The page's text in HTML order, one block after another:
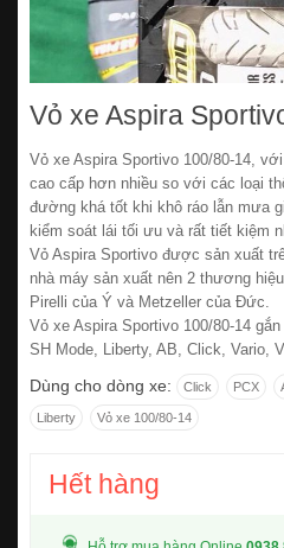
Vỏ xe Aspira
Vỏ xe Aspira Sportivo 100/80-14,
cao cấp hơn nhiều so với các loại
đường khá tốt khi khô ráo lẫn mưa
kiểm soát lái tối ưu và rất tiết kiệm
Vỏ Aspira Sportivo được sản xuất
nhà máy sản xuất nên 2 thương
Pirelli của Ý và Metzeller của Đức.
Vỏ xe Aspira Sportivo 100/80-14
SH Mode, Liberty, AB, Click, Vario,
Dùng cho dòng xe: Click PCX
Liberty Vỏ xe 100/80-14
Hết hàng